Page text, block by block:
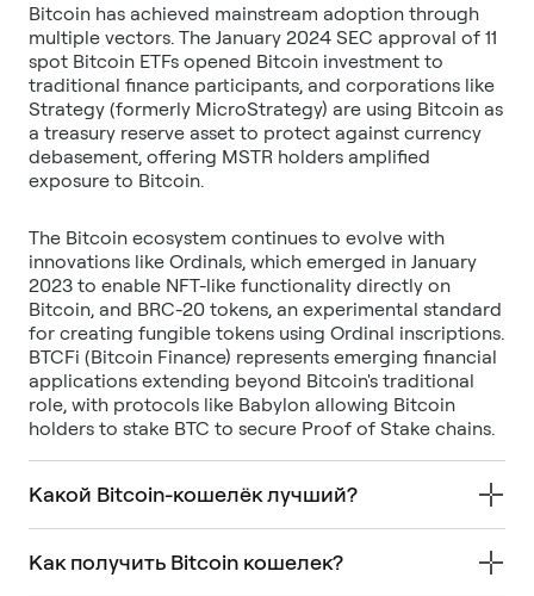
Bitcoin has achieved mainstream adoption through
multiple vectors. The January 2024 SEC approval of 11
spot Bitcoin ETFs opened Bitcoin investment to
traditional finance participants, and corporations like
Strategy (formerly MicroStrategy) are using Bitcoin as
a treasury reserve asset to protect against currency
debasement, offering MSTR holders amplified
The Bitcoin ecosystem continues to evolve with
innovations like Ordinals, which emerged in January
2023 to enable NFT-like functionality directly on
Bitcoin, and BRC-20 tokens, an experimental standard
for creating fungible tokens using Ordinal inscriptions.
BTCFi (Bitcoin Finance) represents emerging financial
applications extending beyond Bitcoin's traditional
role, with protocols like Babylon allowing Bitcoin
holders to stake BTC to secure Proof of Stake chains.
Какой Bitcoin-кошелёк лучший?
Как получить Bitcoin кошелек?